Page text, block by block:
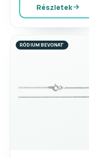
Részletek
RÓDIUM BEVONAT